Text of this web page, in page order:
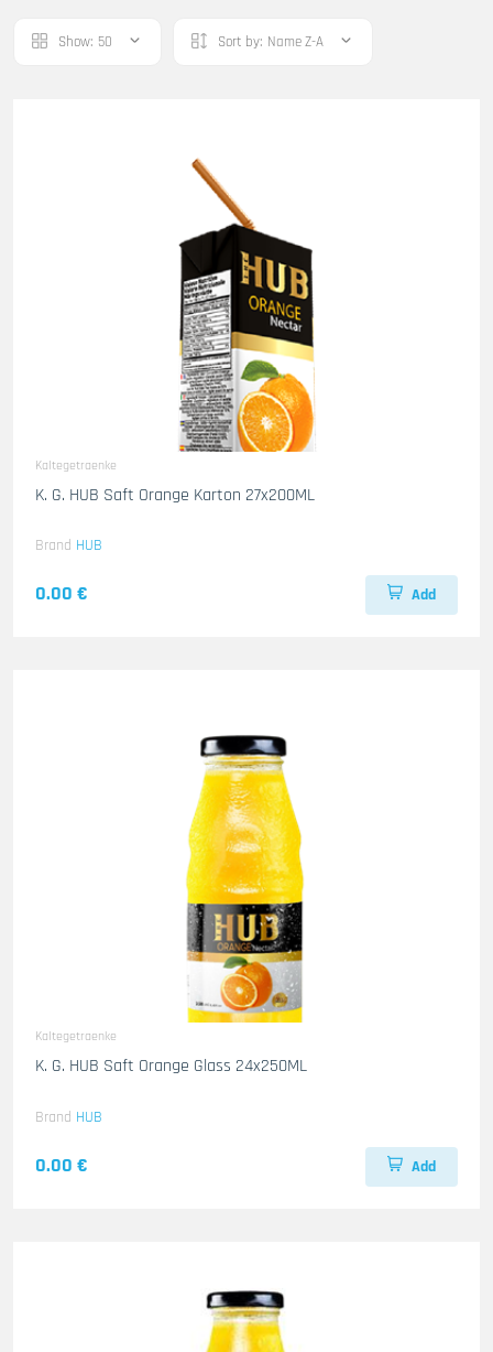
Show: 50 Sort by: Name Z-A
Kaltegetraenke
K. G. HUB Saft Orange Karton 27x200ML
Brand HUB
0.00 € Add
Kaltegetraenke
K. G. HUB Saft Orange Glass 24x250ML
Brand HUB
0.00 € Add